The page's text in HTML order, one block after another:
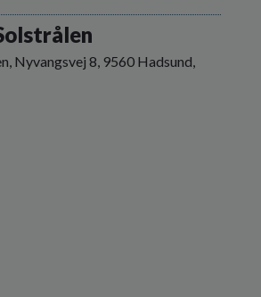
Nyvangsvej 8, 9560 Hadsund,